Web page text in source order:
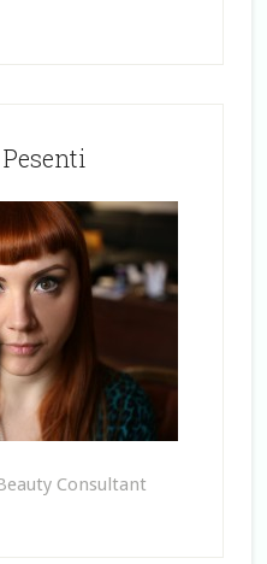
Consultant